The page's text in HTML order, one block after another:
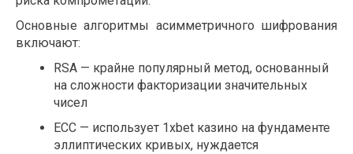
Основные алгоритмы асимметричного шифрования
включают:
RSA — крайне популярный метод, основанный
на сложности факторизации значительных
чисел
ECC — использует 1xbet казино на фундаменте
эллиптических кривых, нуждается